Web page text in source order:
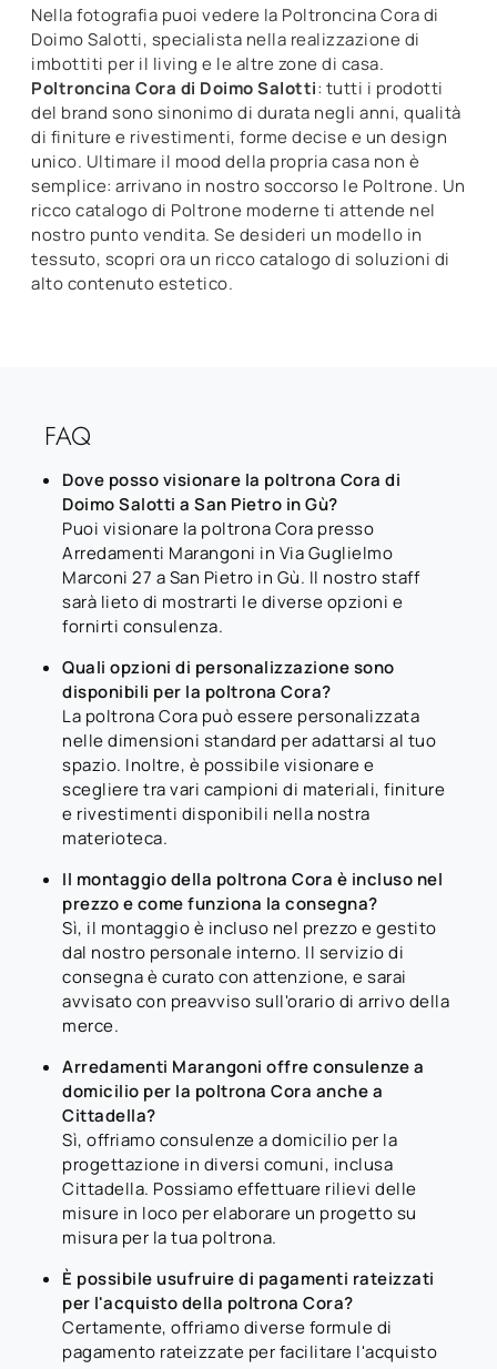
Nella fotografia puoi vedere la Poltroncina Cora di
Doimo Salotti, specialista nella realizzazione di
imbottiti per il living e le altre zone di casa.
Poltroncina Cora di Doimo Salotti: tutti i prodotti
del brand sono sinonimo di durata negli anni, qualità
di finiture e rivestimenti, forme decise e un design
unico. Ultimare il mood della propria casa non è
semplice: arrivano in nostro soccorso le Poltrone. Un
ricco catalogo di Poltrone moderne ti attende nel
nostro punto vendita. Se desideri un modello in
tessuto, scopri ora un ricco catalogo di soluzioni di
alto contenuto estetico.
FAQ
Dove posso visionare la poltrona Cora di
Doimo Salotti a San Pietro in Gù?
Puoi visionare la poltrona Cora presso
Arredamenti Marangoni in Via Guglielmo
Marconi 27 a San Pietro in Gù. Il nostro staff
sarà lieto di mostrarti le diverse opzioni e
fornirti consulenza.
Quali opzioni di personalizzazione sono
disponibili per la poltrona Cora?
La poltrona Cora può essere personalizzata
nelle dimensioni standard per adattarsi al tuo
spazio. Inoltre, è possibile visionare e
scegliere tra vari campioni di materiali, finiture
e rivestimenti disponibili nella nostra
materioteca.
Il montaggio della poltrona Cora è incluso nel
prezzo e come funziona la consegna?
Sì, il montaggio è incluso nel prezzo e gestito
dal nostro personale interno. Il servizio di
consegna è curato con attenzione, e sarai
avvisato con preavviso sull'orario di arrivo della
merce.
Arredamenti Marangoni offre consulenze a
domicilio per la poltrona Cora anche a
Cittadella?
Sì, offriamo consulenze a domicilio per la
progettazione in diversi comuni, inclusa
Cittadella. Possiamo effettuare rilievi delle
misure in loco per elaborare un progetto su
misura per la tua poltrona.
È possibile usufruire di pagamenti rateizzati
per l'acquisto della poltrona Cora?
Certamente, offriamo diverse formule di
pagamento rateizzate per facilitare l'acquisto